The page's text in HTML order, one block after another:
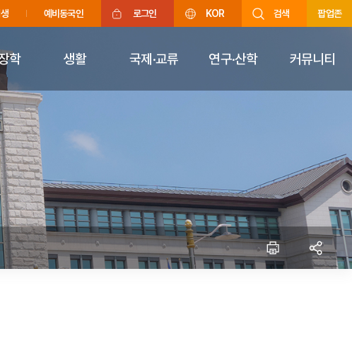
예비동국인 로그인 KOR 검색 팝업존
학 생활 국제·교류 연구·산학 커뮤니티